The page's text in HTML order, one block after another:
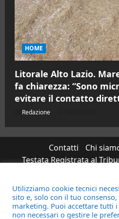
HOME
Litorale Alto Lazio.
fa chiarezza: “Sono
evitare il contatto
Redazione
Contatti Chi
Testata Registrata al
Micaela
Facebook
Instagram
Utilizziamo cookie tecnici
sito e, solo con il tuo
marketing. Puoi accettare tutti
non necessari o gestire le